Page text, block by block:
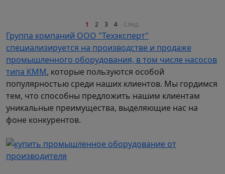
1 2 3 4 След.
Группа компаний ООО "Техэксперт"
специализируется на производстве и продаже
промышленного оборудования, в том числе насосов
типа КММ, которые пользуются особой
популярностью среди наших клиентов. Мы гордимся
тем, что способны предложить нашим клиентам
уникальные преимущества, выделяющие нас на
фоне конкурентов.